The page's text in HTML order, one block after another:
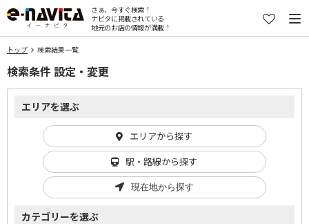
さぁ、今すぐ検索！
ナビタに掲載されている
地元のお店の情報が満載！
トップ 検索結果一覧
検索条件 設定・変更
エリアを選ぶ
エリアから探す
駅・路線から探す
現在地から探す
カテゴリーを選ぶ